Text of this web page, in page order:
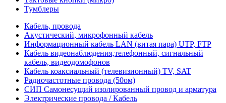
Тумблеры
Кабель, провода
Акустический, микрофонный кабель
Информационный кабель LAN (витая пара) UTP, FTP
Кабель видеонаблюдения,телефонный, сигнальный
кабель, видеодомофонов
Кабель коаксиальный (телевизионный) TV, SAT
Радиочастотные провода (50ом)
СИП Самонесущий изолированный провод и арматура
Электрические провода / Кабель